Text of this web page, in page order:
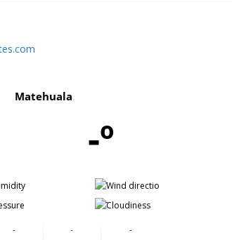
Matehuala
-º
-
-
-
-
-